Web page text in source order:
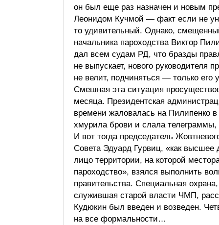
он был еще раз назначен и новым
Леонидом Кучмой — факт если не
то удивительный. Однако,
начальника пароходства Виктор
дал всем судам РД, что бразды
не выпускает, нового руководителя
не велит, подчиняться — только его
Смешная эта ситуация
месяца. Президентская
времени жаловалась на Пилипенко
хмурила брови и слала телеграммы,
И вот тогда председатель
Совета Эдуард Гурвиц, «как высшее
лицо территории, на которой
пароходство», взялся выполнить
правительства. Специальная
служившая старой власти ЧМП,
Кудюкин был введен и возведен.
на все формальности…